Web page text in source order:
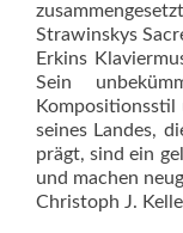
Strawinskys
Erkins
Sein
seines Landes,
prägt, sind ein
und machen
Christoph J.